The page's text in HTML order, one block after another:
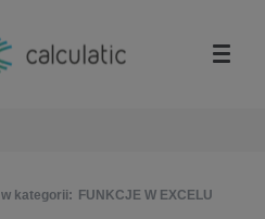
w kategorii: FUNKCJE W EXCELU